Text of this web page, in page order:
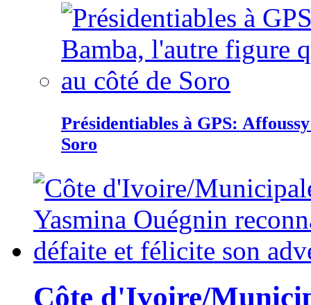
Présidentiables à GPS:
Soro
Côte d'Ivoire/